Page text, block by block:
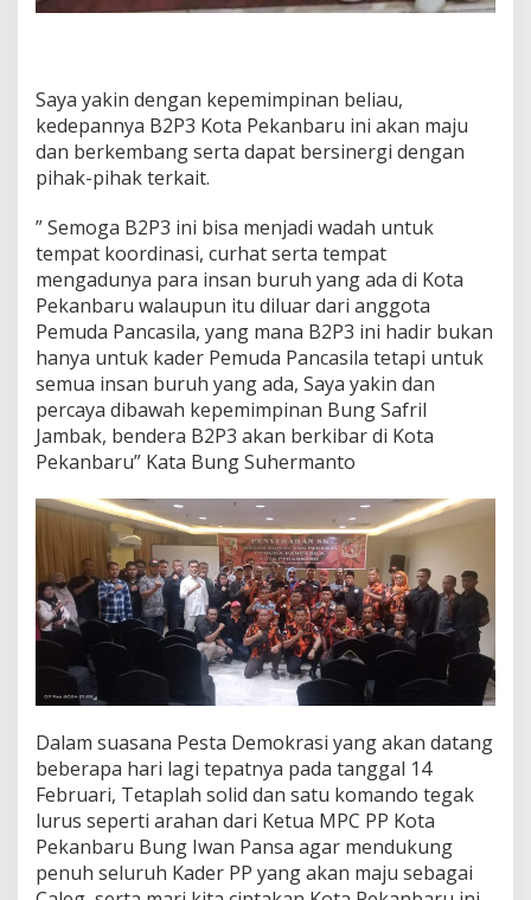
Saya yakin dengan kepemimpinan beliau,
kedepannya B2P3 Kota Pekanbaru ini akan maju
dan berkembang serta dapat bersinergi dengan
pihak-pihak terkait.
” Semoga B2P3 ini bisa menjadi wadah untuk
tempat koordinasi, curhat serta tempat
mengadunya para insan buruh yang ada di Kota
Pekanbaru walaupun itu diluar dari anggota
Pemuda Pancasila, yang mana B2P3 ini hadir bukan
hanya untuk kader Pemuda Pancasila tetapi untuk
semua insan buruh yang ada, Saya yakin dan
percaya dibawah kepemimpinan Bung Safril
Jambak, bendera B2P3 akan berkibar di Kota
Pekanbaru” Kata Bung Suhermanto
Dalam suasana Pesta Demokrasi yang akan datang
beberapa hari lagi tepatnya pada tanggal 14
Februari, Tetaplah solid dan satu komando tegak
lurus seperti arahan dari Ketua MPC PP Kota
Pekanbaru Bung Iwan Pansa agar mendukung
penuh seluruh Kader PP yang akan maju sebagai